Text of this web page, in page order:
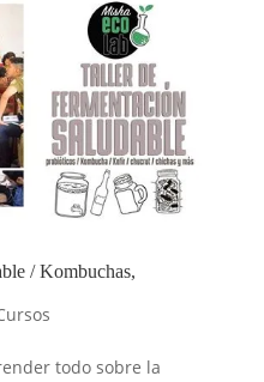
/ Kombuchas,
todo sobre la